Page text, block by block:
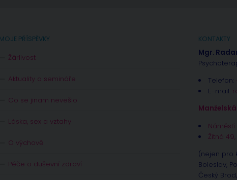
MOJE PŘÍSPĚVKY
Žárlivost
Aktuality a semináře
Co se jinam nevešlo
Láska, sex a vztahy
O výchově
Péče o duševní zdraví
KONTAKTY
Mgr.
Telefon:
E-mail:
Náměstí
Žitná
(nejen pro
Boleslav,
Český